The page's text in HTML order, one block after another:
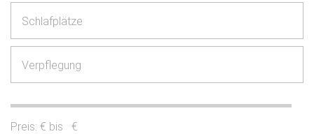
Schlafplätze
Verpflegung
Preis: € bis €